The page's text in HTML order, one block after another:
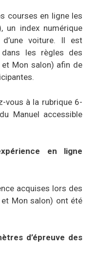
courses en ligne les
un index numérique
voiture. Il est
les règles des
Mon salon) afin de
vous à la rubrique 6-
Manuel accessible
en ligne
acquises lors des
Mon salon) ont été
d’épreuve des